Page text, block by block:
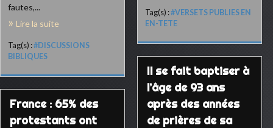
fautes,...
Lire la suite
Tag(s) :#DISCUSSIONS
BIBLIQUES
Tag(s) :#VERSETS PUBLIES EN
EN-TETE
Il se fait baptiser à
l’âge de 93 ans
après des années
de prières de sa
France : 65% des
protestants ont